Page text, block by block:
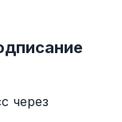
через